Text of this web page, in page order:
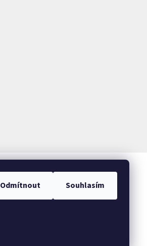
Odmítnout Souhlasím